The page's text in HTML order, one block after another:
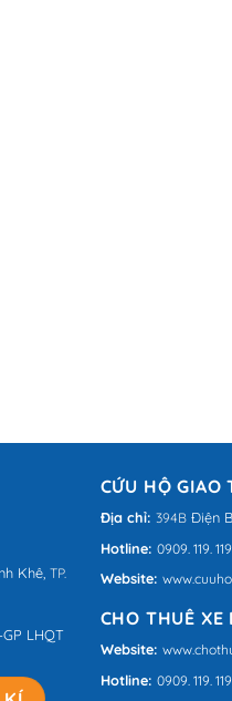
Khê, TP.
LHQT
CỨU HỘ GIAO
Địa chỉ: 394BĐiện
Hotline: 0909. 119. 119
Website:
CHO THUÊ XE
Website:
Hotline: 0909. 119. 119